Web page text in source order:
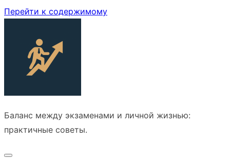
Перейти к содержимому
Баланс между экзаменами и личной жизнью:
практичные советы.